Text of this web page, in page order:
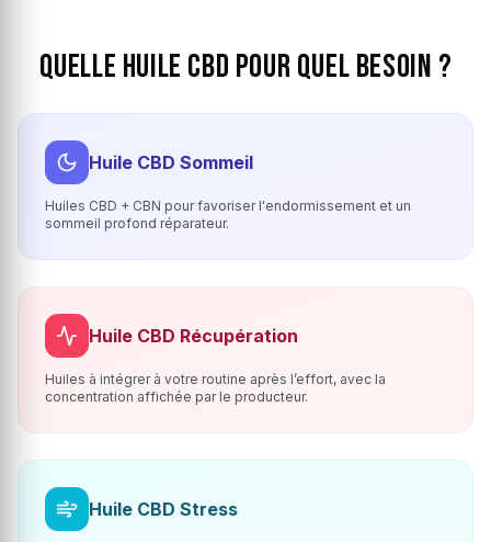
Quelle Huile CBD pour quel Besoin ?
Huile CBD Sommeil
Huiles CBD + CBN pour favoriser l'endormissement et un
sommeil profond réparateur.
Huile CBD Récupération
Huiles à intégrer à votre routine après l’effort, avec la
concentration affichée par le producteur.
Huile CBD Stress